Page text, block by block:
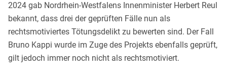
2024 gab Nordrhein-Westfalens Innenminister Herbert Reul
bekannt, dass drei der geprüften Fälle nun als
rechtsmotiviertes Tötungsdelikt zu bewerten sind. Der Fall
Bruno Kappi wurde im Zuge des Projekts ebenfalls geprüft,
gilt jedoch immer noch nicht als rechtsmotiviert.